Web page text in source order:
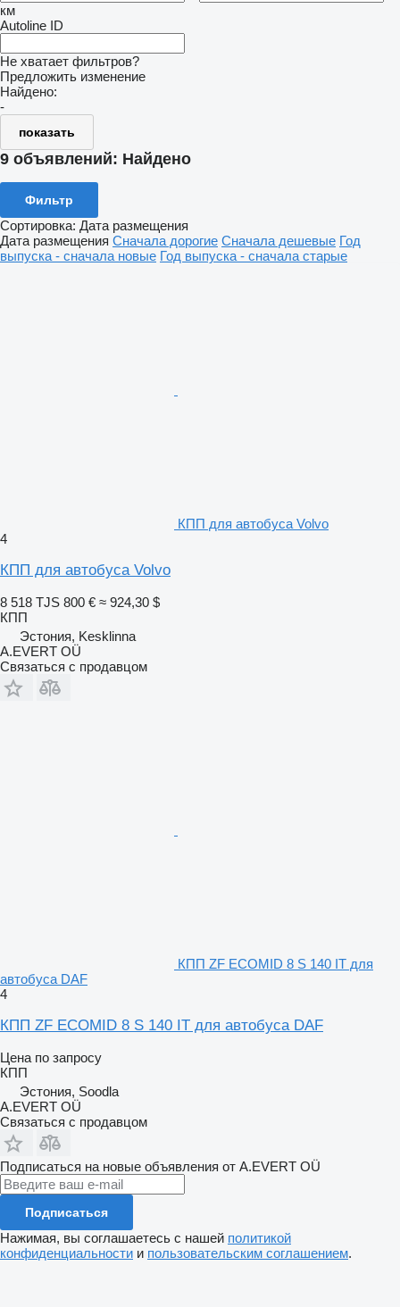
км
Autoline ID
Не хватает фильтров?
Предложить изменение
Найдено:
-
показать
9 объявлений: Найдено
Фильтр
Сортировка: Дата размещения
Дата размещения Сначала дорогие Сначала дешевые Год
выпуска - сначала новые Год выпуска - сначала старые
КПП для автобуса Volvo
4
КПП для автобуса Volvo
8 518 TJS 800 € ≈ 924,30 $
КПП
Эстония, Kesklinna
A.EVERT OÜ
Связаться с продавцом
КПП ZF ECOMID 8 S 140 IT для
автобуса DAF
4
КПП ZF ECOMID 8 S 140 IT для автобуса DAF
Цена по запросу
КПП
Эстония, Soodla
A.EVERT OÜ
Связаться с продавцом
Подписаться на новые объявления от A.EVERT OÜ
Подписаться
Нажимая, вы соглашаетесь с нашей политикой
конфиденциальности и пользовательским соглашением.